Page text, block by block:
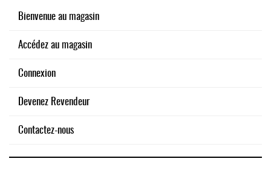
Bienvenue au magasin
Accédez au magasin
Connexion
Devenez Revendeur
Contactez-nous